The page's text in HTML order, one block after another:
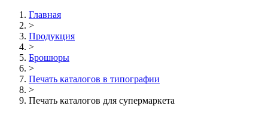
Главная
>
Продукция
>
Брошюры
>
Печать каталогов в типографии
>
Печать каталогов для супермаркета